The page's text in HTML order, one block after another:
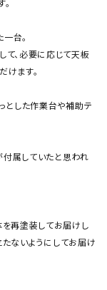
台。
て、必要に応じて天板
けます。
とした作業台や補助テ
属していたと思われ
再塗装してお届けし
たないようにしてお届け